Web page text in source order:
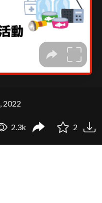
2022
2.3k 2